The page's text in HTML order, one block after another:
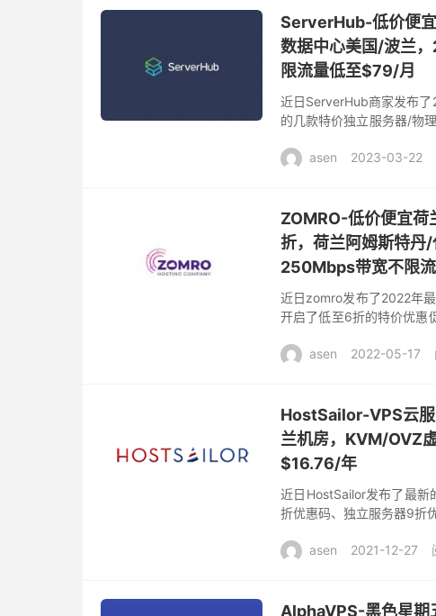
ServerHub-低价便
数据中心美国/波兰
限流量低至$79/月
近日ServerHub商家发布
的几款特价独立服务器/物
asen 2023-03-22
ZOMRO-低价便宜
折，荷兰阿姆斯特丹
250Mbps带宽不限
近日zomro发布了2022年
开启了低至6折的特价优惠
asen 2022-05-17
HostSailor-VPS云
兰机房，KVM/OVZ
$16.76/年
近日HostSailor发布了最新
折优惠码、独立服务器9折
asen 2021-12-27
AlphaVPS-黑色星期